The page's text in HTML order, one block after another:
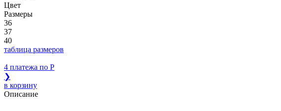
Цвет
Размеры
36
37
40
таблица размеров
4 платежа по Р
❯
в корзину
Описание